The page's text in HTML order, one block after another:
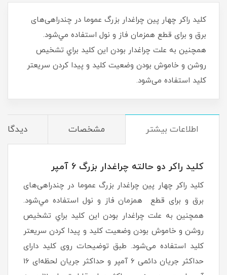
کلید راکر چهار پين چراغدار بزرگ عموما در چندراهی‌های
برق و برای قطع همزمان فاز و نول استفاده مي‌شود.
همچنين به علت چراغدار بودن اين كليد براي تشخیص
روشن و خاموش بودن وضعیت کلید و پیدا کردن سریعتر
کلید استفاده می‌شود.
اطلاعات بیشتر مشخصات
کلید راکر دو حالته چراغدار بزرگ 6 آمپر
کلید راکر چهار پين چراغدار بزرگ عموما در چندراهی‌های
برق و برای قطع همزمان فاز و نول استفاده مي‌شود.
همچنين به علت چراغدار بودن اين كليد براي تشخیص
روشن و خاموش بودن وضعیت کلید و پیدا کردن سریعتر
کلید استفاده می‌شود. طبق توضیحات روی کلید دارای
حداکثر جریان دائمی 6 آمپر و حداکثر جریان لحظه‌ای 16